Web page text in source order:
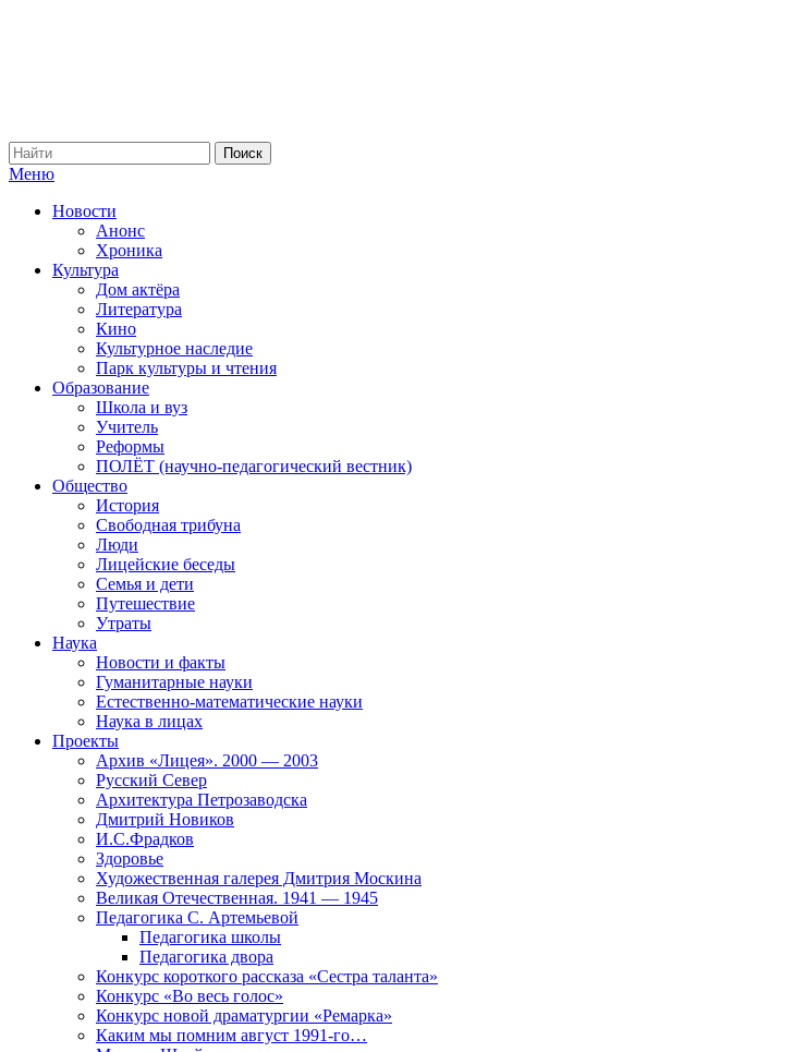
Меню
Новости
Анонс
Хроника
Культура
Дом актёра
Литература
Кино
Культурное наследие
Парк культуры и чтения
Образование
Школа и вуз
Учитель
Реформы
ПОЛЁТ (научно-педагогический вестник)
Общество
История
Свободная трибуна
Люди
Лицейские беседы
Семья и дети
Путешествие
Утраты
Наука
Новости и факты
Гуманитарные науки
Естественно-математические науки
Наука в лицах
Проекты
Архив «Лицея». 2000 — 2003
Русский Север
Архитектура Петрозаводска
Дмитрий Новиков
И.С.Фрадков
Здоровье
Художественная галерея Дмитрия Москина
Великая Отечественная. 1941 — 1945
Педагогика С. Артемьевой
Педагогика школы
Педагогика двора
Конкурс короткого рассказа «Сестра таланта»
Конкурс «Во весь голос»
Конкурс новой драматургии «Ремарка»
Каким мы помним август 1991-го…